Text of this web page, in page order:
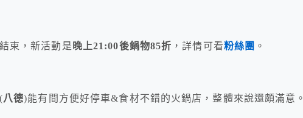
束，新活動是 晚上21:00後鍋物85折 ，詳情可看粉絲團 。
八德)能有間方便好停車&食材不錯的火鍋店，整體來說還頗滿意。